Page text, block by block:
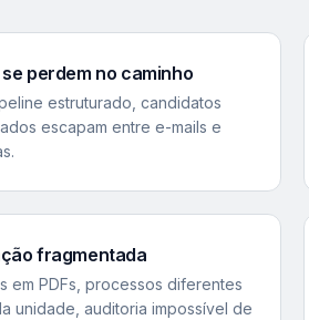
perdem no caminho
estruturado, candidatos
escapam entre e-mails e
fragmentada
em PDFs, processos diferentes
unidade, auditoria impossível de